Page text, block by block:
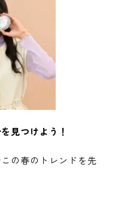
見つけよう！
の春のトレンドを先